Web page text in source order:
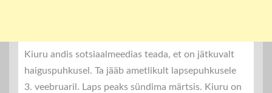
Kiuru andis sotsiaalmeedias teada, et on jätkuvalt
haiguspuhkusel. Ta jääb ametlikult lapsepuhkusele
3. veebruaril. Laps peaks sündima märtsis. Kiuru on